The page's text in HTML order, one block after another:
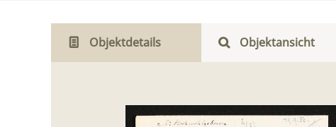
Objektdetails Objektansicht